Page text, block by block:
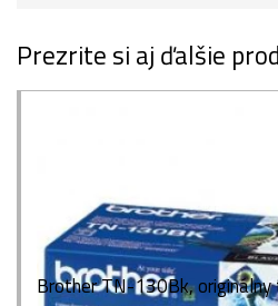
Prezrite si aj ďalšie
Brother TN-130Bk, originálny